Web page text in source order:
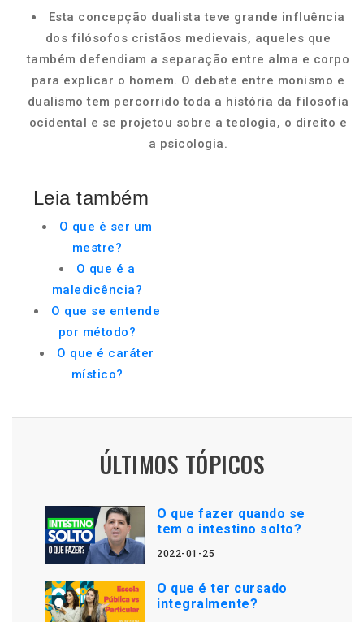
Esta concepção dualista teve grande influência
dos filósofos cristãos medievais, aqueles que
também defendiam a separação entre alma e corpo
para explicar o homem. O debate entre monismo e
dualismo tem percorrido toda a história da filosofia
ocidental e se projetou sobre a teologia, o direito e
a psicologia.
Leia também
O que é ser um
mestre?
O que é a
maledicência?
O que se entende
por método?
O que é caráter
místico?
ÚLTIMOS TÓPICOS
O que fazer quando se
tem o intestino solto?
2022-01-25
O que é ter cursado
integralmente?